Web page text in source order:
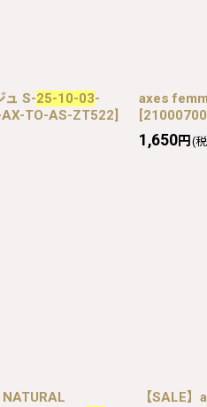
ュ S-25-10-03-
TO-AS-ZT522]
axes
[
1,650円 (
【SALE